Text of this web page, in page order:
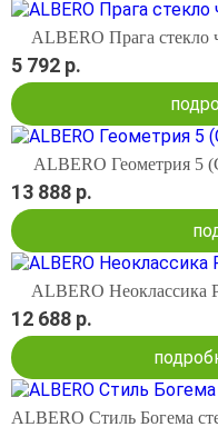
ALBERO Прага стекло
5 792 р.
ALBERO Геометрия 5
13 888 р.
ALBERO Неоклассика
12 688 р.
ALBERO Стиль Богема